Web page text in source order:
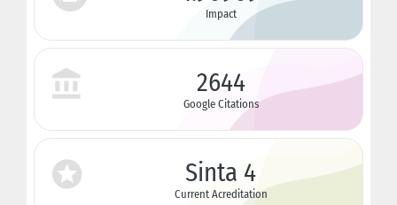
Impact
2644
Google Citations
Sinta 4
Current Acreditation